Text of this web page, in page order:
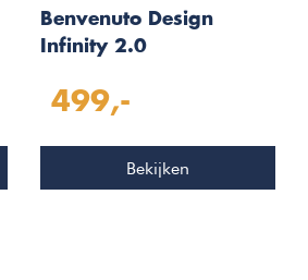
Benvenuto Design
Infinity 2.0
Meubel Set 281
499,-
Bekijken